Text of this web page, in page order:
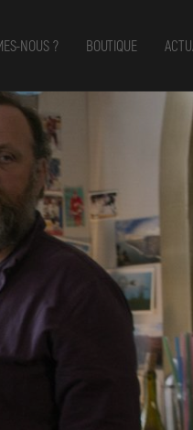
NOUS ? BOUTIQUE